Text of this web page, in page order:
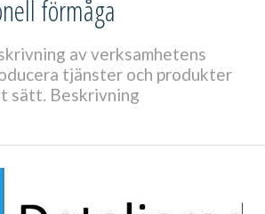
förmåga
av verksamhetens
tjänster och produkter
sätt. Beskrivning